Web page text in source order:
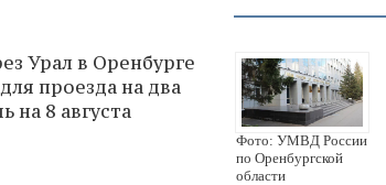
Урал в Оренбурге
проезда на два
на 8 августа
Фото: УМВД России
по Оренбургской
области